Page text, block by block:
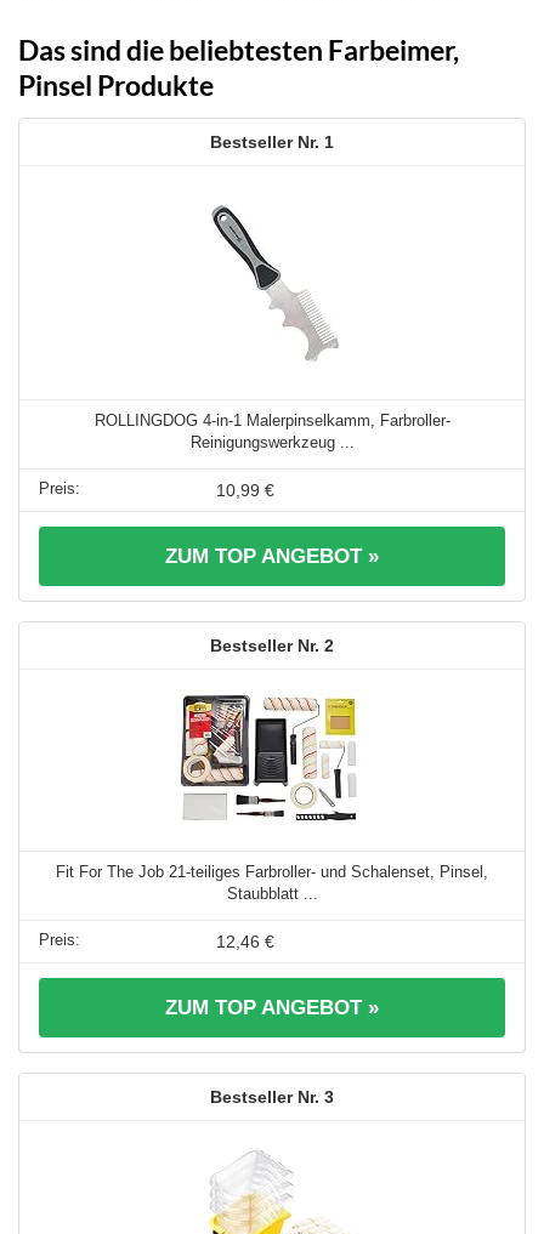
Das sind die beliebtesten Farbeimer,
Pinsel Produkte
1
ROLLINGDOG 4-in-1 Malerpinselkamm, Farbroller-
Reinigungswerkzeug ...
10,99 €
ZUM TOP ANGEBOT »
2
Fit For The Job 21-teiliges Farbroller- und Schalenset, Pinsel,
Staubblatt ...
12,46 €
ZUM TOP ANGEBOT »
3